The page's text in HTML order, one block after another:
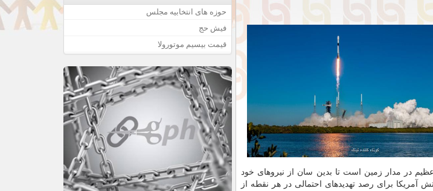
در مدار زمین است تا بدین سان از نیروهای خود
آمریکا برای رصد تهدیدهای احتمالی در هر نقطه از
حوزه های انتخابیه مجلس
فیش حج
قیمت بیسیم موتورولا